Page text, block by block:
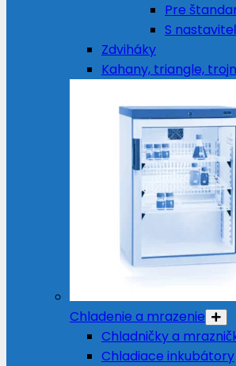
Pre
S
Zdviháky
Kahany, triangle,
Chladenie a mrazenie
Chladničky a
Chladiace inkubátory